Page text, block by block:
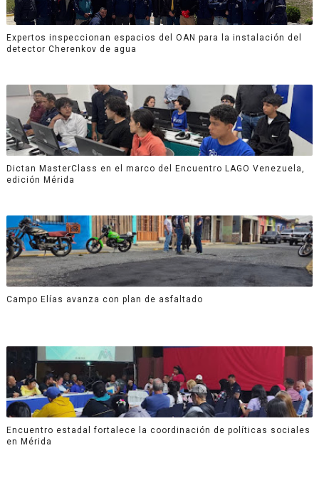
Expertos inspeccionan espacios del OAN para la instalación del
detector Cherenkov de agua
Dictan MasterClass en el marco del Encuentro LAGO Venezuela,
edición Mérida
Campo Elías avanza con plan de asfaltado
Encuentro estadal fortalece la coordinación de políticas sociales
en Mérida